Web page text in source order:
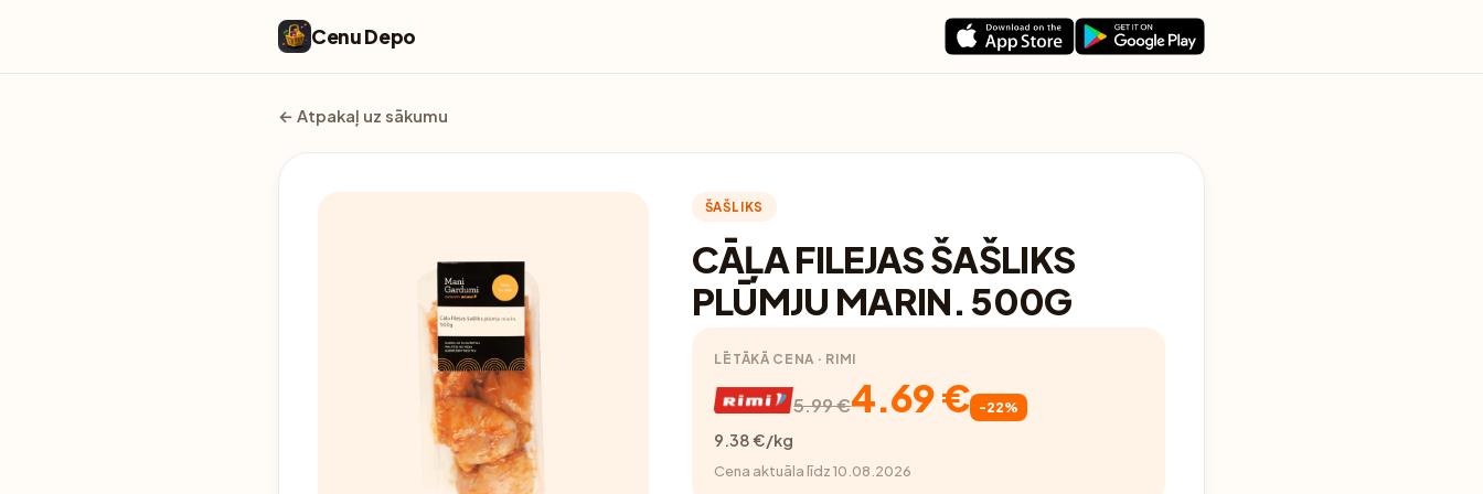
Cenu Depo
← Atpakaļ uz sākumu
ŠAŠLIKS
CĀĻA FILEJAS ŠAŠLIKS
PLŪMJU MARIN. 500G
LĒTĀKĀ CENA · RIMI
5.99 €4.69 € -22%
9.38 €/kg
Cena aktuāla līdz 10.08.2026